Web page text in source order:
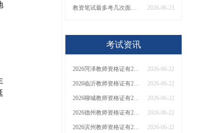
教资笔试最多考几次面试？成绩保留多久？ 2026-06-23
考试资讯
2026菏泽教师资格证有2000元补贴？怎么申请 2026-06-22
2026临沂教师资格证有2000元补贴？怎么申请 2026-06-22
2026聊城教师资格证有2000元补贴？怎么申请 2026-06-22
2026德州教师资格证有2000元补贴？怎么申请 2026-06-22
2026滨州教师资格证有2000元补贴？怎么申请 2026-06-22